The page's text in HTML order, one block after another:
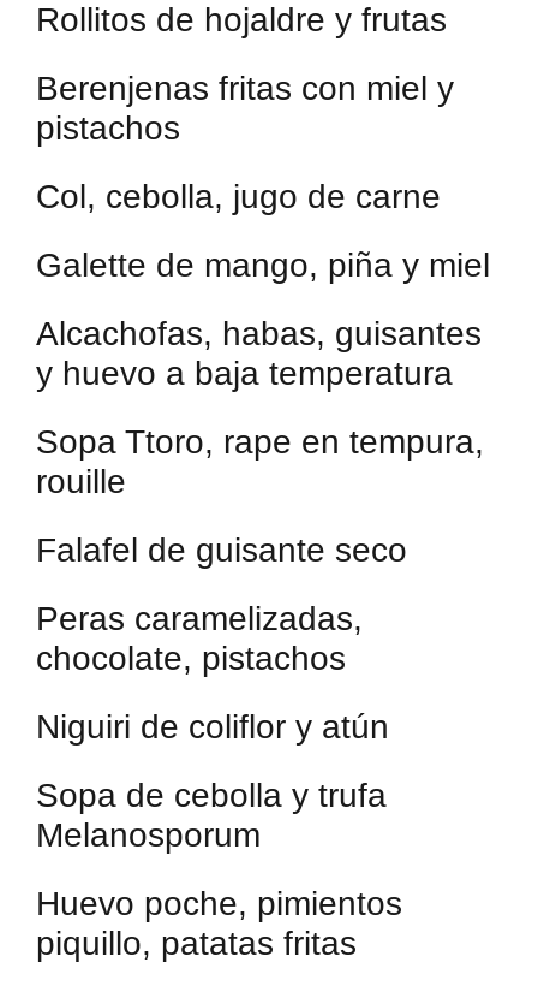
Rollitos de hojaldre y frutas
Berenjenas fritas con miel y
pistachos
Col, cebolla, jugo de carne
Galette de mango, piña y miel
Alcachofas, habas, guisantes
y huevo a baja temperatura
Sopa Ttoro, rape en tempura,
rouille
Falafel de guisante seco
Peras caramelizadas,
chocolate, pistachos
Niguiri de coliflor y atún
Sopa de cebolla y trufa
Melanosporum
Huevo poche, pimientos
piquillo, patatas fritas